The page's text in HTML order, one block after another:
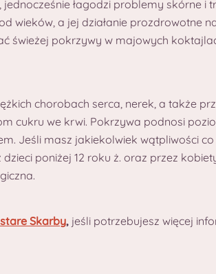
łagodzi problemy skórne i
wieków, a jej działanie prozdrowotne
świeżej pokrzywy w majowych
chorobach serca, nerek, a także
cukru we krwi. Pokrzywa podnosi
Jeśli masz jakiekolwiek wątpliwości
poniżej 12 roku ż. oraz przez
Skarby, jeśli potrzebujesz więcej